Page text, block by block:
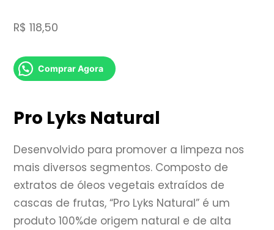
R$ 118,50
Comprar Agora
Pro Lyks Natural
Desenvolvido para promover a limpeza nos
mais diversos segmentos. Composto de
extratos de óleos vegetais extraídos de
cascas de frutas, “Pro Lyks Natural” é um
produto 100%de origem natural e de alta